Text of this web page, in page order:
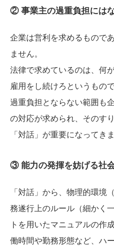
② 事業主の過重負担には
企業は営利を求めるもので
ません。
法律で求めているのは、何
雇用をし続けろというもの
過重負担とならない範囲も
の対応が求められ、そのす
「対話」が重要になってきま
③ 能力の発揮を妨げる社
「対話」から、物理的環境
務遂行上のルール（細かく
トを用いたマニュアルの作
働時間や勤務形態など、ハ